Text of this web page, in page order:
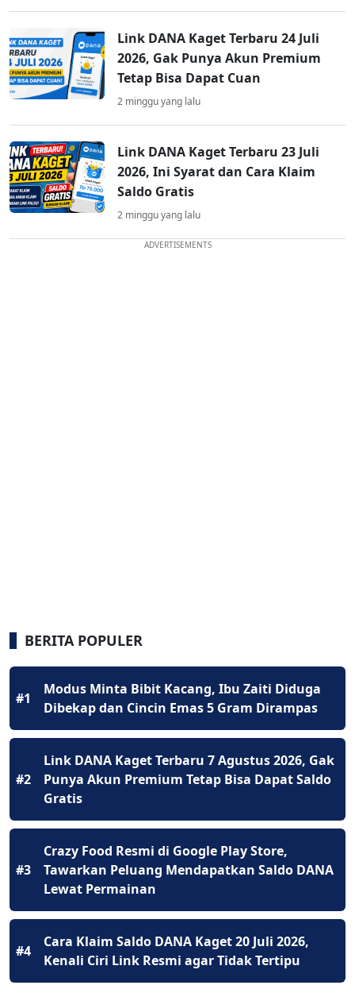
Link DANA Kaget Terbaru 24 Juli
2026, Gak Punya Akun Premium
Tetap Bisa Dapat Cuan
2 minggu yang lalu
Link DANA Kaget Terbaru 23 Juli
2026, Ini Syarat dan Cara Klaim
Saldo Gratis
2 minggu yang lalu
ADVERTISEMENTS
BERITA POPULER
#1
Modus Minta Bibit Kacang, Ibu Zaiti Diduga
Dibekap dan Cincin Emas 5 Gram Dirampas
#2
Link DANA Kaget Terbaru 7 Agustus 2026, Gak
Punya Akun Premium Tetap Bisa Dapat Saldo
Gratis
#3
Crazy Food Resmi di Google Play Store,
Tawarkan Peluang Mendapatkan Saldo DANA
Lewat Permainan
#4
Cara Klaim Saldo DANA Kaget 20 Juli 2026,
Kenali Ciri Link Resmi agar Tidak Tertipu